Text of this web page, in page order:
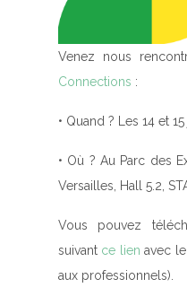
Venez nous
Connections :
• Quand ? Les 14 et
• Où ? Au Parc des
Versailles, Hall 5.2,
Vous pouvez
suivant ce lien avec
aux professionnels).